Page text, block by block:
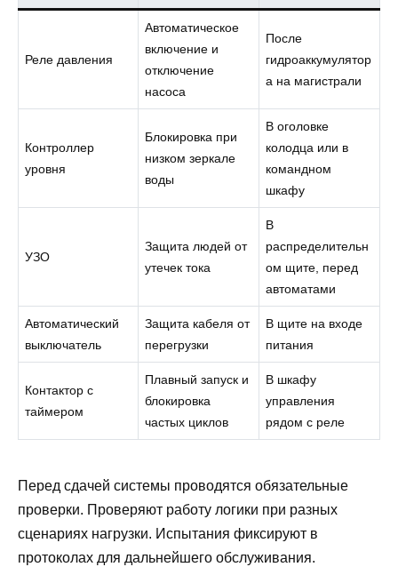
Реле давления
Автоматическое
включение и
отключение
насоса
После
гидроаккумулятор
а на магистрали
Контроллер
уровня
Блокировка при
низком зеркале
воды
В оголовке
колодца или в
командном
шкафу
УЗО
Защита людей от
утечек тока
В
распределительн
ом щите, перед
автоматами
Автоматический
выключатель
Защита кабеля от
перегрузки
В щите на входе
питания
Контактор с
таймером
Плавный запуск и
блокировка
частых циклов
В шкафу
управления
рядом с реле
Перед сдачей системы проводятся обязательные
проверки. Проверяют работу логики при разных
сценариях нагрузки. Испытания фиксируют в
протоколах для дальнейшего обслуживания.